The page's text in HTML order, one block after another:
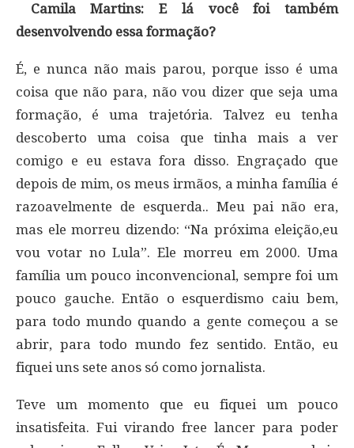
Camila Martins: E lá você foi também
desenvolvendo essa formação?
É, e nunca não mais parou, porque isso é uma
coisa que não para, não vou dizer que seja uma
formação, é uma trajetória. Talvez eu tenha
descoberto uma coisa que tinha mais a ver
comigo e eu estava fora disso. Engraçado que
depois de mim, os meus irmãos, a minha família é
razoavelmente de esquerda.. Meu pai não era,
mas ele morreu dizendo: “Na próxima eleição,eu
vou votar no Lula”. Ele morreu em 2000. Uma
família um pouco inconvencional, sempre foi um
pouco gauche. Então o esquerdismo caiu bem,
para todo mundo quando a gente começou a se
abrir, para todo mundo fez sentido. Então, eu
fiquei uns sete anos só como jornalista.
Teve um momento que eu fiquei um pouco
insatisfeita. Fui virando free lancer para poder